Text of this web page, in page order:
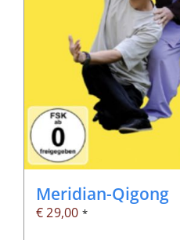
Meridian-Qigong
€29,00 *